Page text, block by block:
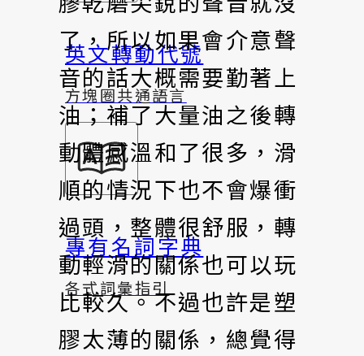
英文轉動代號
方塊圈共通語言
專有名詞字典
各式詞彙指引
了，所以如果會介意聲
音的話大概需要勤著上
油；補了大量油之後轉
動體感溫和了很多，滑
順的情況下也不會爆衝
過頭，整體很舒服，轉
動輕滑的關係也可以玩
比較久。不過也許是塑
膠太薄的關係，總覺得